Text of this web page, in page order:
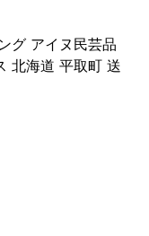
グ アイヌ民芸品
北海道 平取町 送